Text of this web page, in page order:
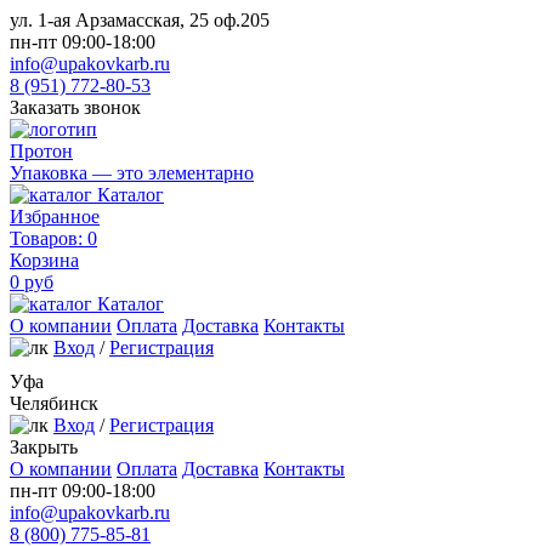
ул. 1-ая Арзамасская, 25 оф.205
пн-пт 09:00-18:00
info@upakovkarb.ru
8 (951) 772-80-53
Заказать звонок
Протон
Упаковка — это элементарно
Каталог
Избранное
Товаров: 0
Корзина
0 руб
Каталог
О компании Оплата Доставка Контакты
Вход / Регистрация
Уфа
Челябинск
Вход / Регистрация
Закрыть
О компании Оплата Доставка Контакты
пн-пт 09:00-18:00
info@upakovkarb.ru
8 (800) 775-85-81